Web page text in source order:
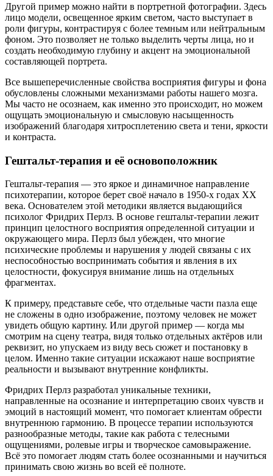
Другой пример можно найти в портретной фотографии. Здесь
лицо модели, освещенное ярким светом, часто выступает в
роли фигуры, контрастируя с более темным или нейтральным
фоном. Это позволяет не только выделить черты лица, но и
создать необходимую глубину и акцент на эмоциональной
составляющей портрета.
Все вышеперечисленные свойства восприятия фигуры и фона
обусловлены сложными механизмами работы нашего мозга.
Мы часто не осознаем, как именно это происходит, но можем
ощущать эмоциональную и смысловую насыщенность
изображений благодаря хитросплетению света и тени, яркости
и контраста.
Гештальт-терапия и её основоположник
Гештальт-терапия — это яркое и динамичное направление
психотерапии, которое берет своё начало в 1950-х годах ХХ
века. Основателем этой методики является выдающийся
психолог Фридрих Перлз. В основе гештальт-терапии лежит
принцип целостного восприятия определенной ситуации и
окружающего мира. Перлз был убежден, что многие
психические проблемы и нарушения у людей связаны с их
неспособностью воспринимать события и явления в их
целостности, фокусируя внимание лишь на отдельных
фрагментах.
К примеру, представьте себе, что отдельные части пазла еще
не сложены в одно изображение, поэтому человек не может
увидеть общую картину. Или другой пример — когда мы
смотрим на сцену театра, видя только отдельных актёров или
реквизит, но упускаем из виду весь сюжет и постановку в
целом. Именно такие ситуации искажают наше восприятие
реальности и вызывают внутренние конфликты.
Фридрих Перлз разработал уникальные техники,
направленные на осознание и интерпретацию своих чувств и
эмоций в настоящий момент, что помогает клиентам обрести
внутреннюю гармонию. В процессе терапии используются
разнообразные методы, такие как работа с телесными
ощущениями, ролевые игры и творческое самовыражение.
Всё это помогает людям стать более осознанными и научиться
принимать свою жизнь во всей её полноте.